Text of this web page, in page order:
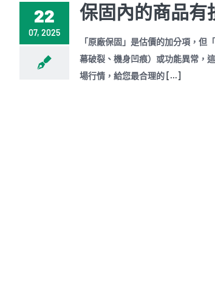
22
07, 2025
保固內的商品有
「原廠保固」是估價的加分項，
幕破裂、機身凹痕）或功能異常，
場行情，給您最合理的 [...]